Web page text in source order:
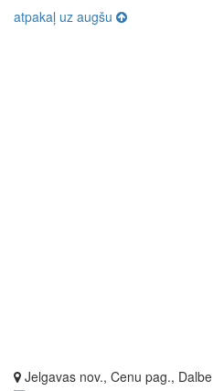
atpakaļ uz augšu
Jelgavas nov., Cenu pag., Dalbe